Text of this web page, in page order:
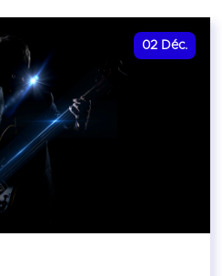
02 Déc.